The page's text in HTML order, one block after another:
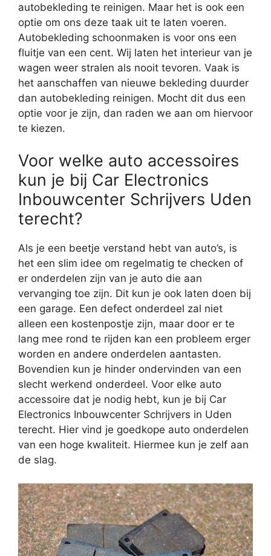
autobekleding te reinigen. Maar het is ook een
optie om ons deze taak uit te laten voeren.
Autobekleding schoonmaken is voor ons een
fluitje van een cent. Wij laten het interieur van je
wagen weer stralen als nooit tevoren. Vaak is
het aanschaffen van nieuwe bekleding duurder
dan autobekleding reinigen. Mocht dit dus een
optie voor je zijn, dan raden we aan om hiervoor
te kiezen.
Voor welke auto accessoires
kun je bij Car Electronics
Inbouwcenter Schrijvers Uden
terecht?
Als je een beetje verstand hebt van auto’s, is
het een slim idee om regelmatig te checken of
er onderdelen zijn van je auto die aan
vervanging toe zijn. Dit kun je ook laten doen bij
een garage. Een defect onderdeel zal niet
alleen een kostenpostje zijn, maar door er te
lang mee rond te rijden kan een probleem erger
worden en andere onderdelen aantasten.
Bovendien kun je hinder ondervinden van een
slecht werkend onderdeel. Voor elke auto
accessoire dat je nodig hebt, kun je bij Car
Electronics Inbouwcenter Schrijvers in Uden
terecht. Hier vind je goedkope auto onderdelen
van een hoge kwaliteit. Hiermee kun je zelf aan
de slag.